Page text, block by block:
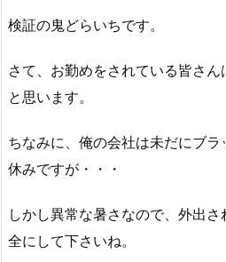
検証の鬼どらいちです。
さて、お勤めをされている皆さ
と思います。
ちなみに、俺の会社は未だにブ
休みですが・・・
しかし異常な暑さなので、外出
全にして下さいね。